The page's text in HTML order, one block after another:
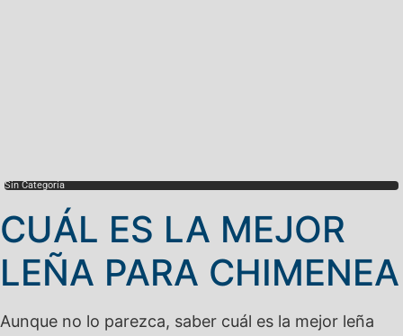
Sin Categoría
CUÁL ES LA MEJOR
LEÑA PARA CHIMENEA
Aunque no lo parezca, saber cuál es la mejor leña